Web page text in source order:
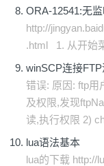
ORA-12541:无
http://
.html 1. 从开始
winSCP连接
错误: 原因: ftp用
及权限,发现
读,执行权限 2)
lua语法基本
lua的下载 http://